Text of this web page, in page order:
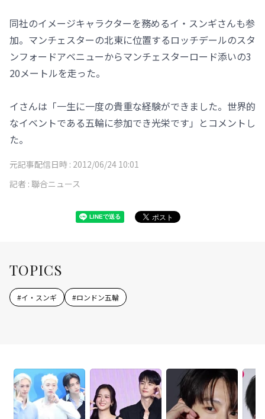
同社のイメージキャラクターを務めるイ・スンギさんも参
加。マンチェスターの北東に位置するロッチデールのスタ
ンフォードアベニューからマンチェスターロード添いの3
20メートルを走った。
イさんは「一生に一度の貴重な経験ができました。世界的
なイベントである五輪に参加でき光栄です」とコメントし
た。
元記事配信日時 : 2012/06/24 10:01
記者 : 聯合ニュース
TOPICS
#イ・スンギ #ロンドン五輪